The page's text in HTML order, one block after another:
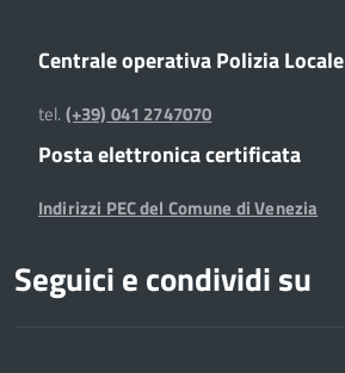
Centrale operativa Polizia Locale
tel.(+39) 041 2747070
Posta elettronica certificata
Indirizzi PEC del Comune di Venezia
Seguici e condividi su